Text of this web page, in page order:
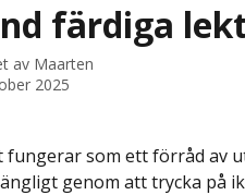
färdiga
av Maarten
2025
fungerar som ett förråd av
genom att trycka på